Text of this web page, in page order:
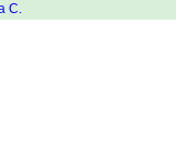
С.